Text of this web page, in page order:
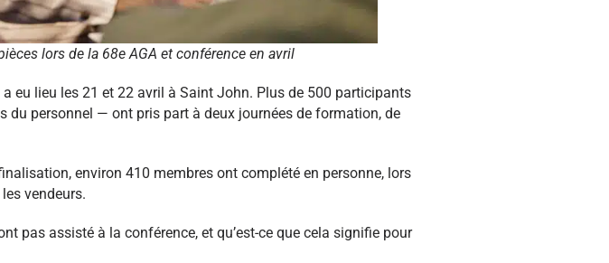
lors de la 68e AGA et conférence en avril
eu lieu les 21 et 22 avril à Saint John. Plus de 500 participants
personnel — ont pris part à deux journées de formation, de
environ 410 membres ont complété en personne, lors
vendeurs.
pas assisté à la conférence, et qu’est-ce que cela signifie pour